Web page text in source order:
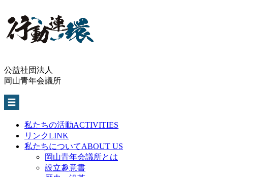
公益社団法人
岡山青年会議所
私たちの活動ACTIVITIES
リンクLINK
私たちについてABOUT US
岡山青年会議所とは
設立趣意書